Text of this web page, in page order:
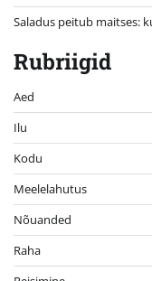
Saladus peitub maitses:
Rubriigid
Aed
Ilu
Kodu
Meelelahutus
Nõuanded
Raha